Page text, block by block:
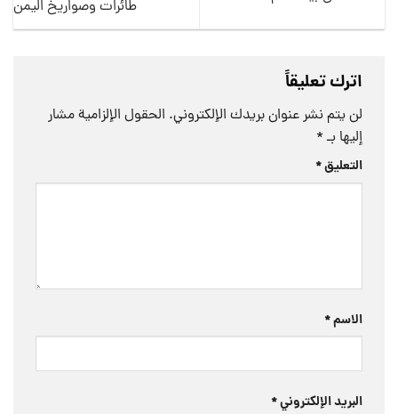
طائرات وصواريخ اليمن
اترك تعليقاً
لن يتم نشر عنوان بريدك الإلكتروني. الحقول الإلزامية مشار
إليها بـ *
التعليق*
الاسم*
البريد الإلكتروني*